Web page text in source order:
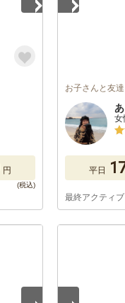
円
お子さんと友
女
平日
最終アクティ